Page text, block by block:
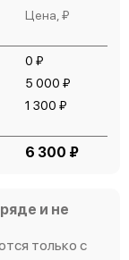
Цена, ₽
0 ₽
5 000 ₽
1 300 ₽
6 300 ₽
и не
только с